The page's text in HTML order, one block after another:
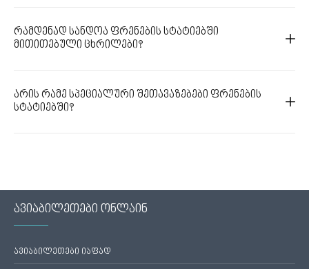
რამდენად სანდოა ფრენების სტატიებში
მითითებული ცხრილები?
არის რამე სპეციალური შეთავაზებები ფრენების
სტატიებში?
ავიაბილეთები ონლაინ
ავიაბილეთები იაფად